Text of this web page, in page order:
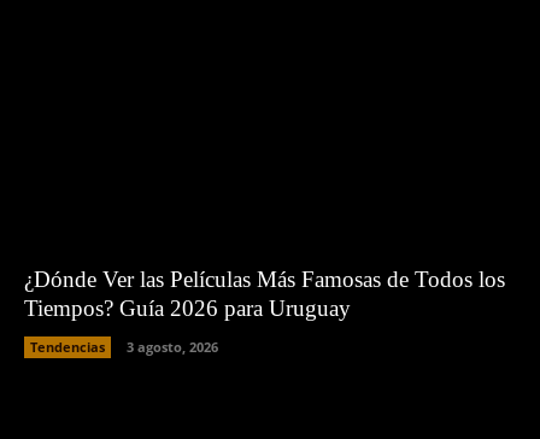
¿Dónde Ver las Películas Más Famosas de Todos los
Tiempos? Guía 2026 para Uruguay
Tendencias 3 agosto, 2026